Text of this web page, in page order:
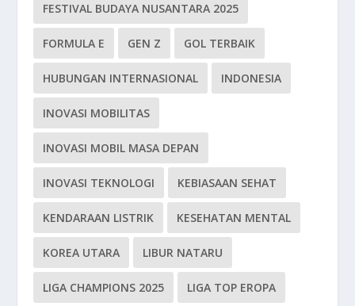
FESTIVAL BUDAYA NUSANTARA 2025
FORMULA E GEN Z GOL TERBAIK
HUBUNGAN INTERNASIONAL INDONESIA
INOVASI MOBILITAS
INOVASI MOBIL MASA DEPAN
INOVASI TEKNOLOGI KEBIASAAN SEHAT
KENDARAAN LISTRIK KESEHATAN MENTAL
KOREA UTARA LIBUR NATARU
LIGA CHAMPIONS 2025 LIGA TOP EROPA